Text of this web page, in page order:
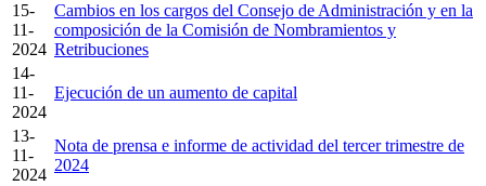
15-
11-
2024
Cambios en los cargos del Consejo de Administración y en la
composición de la Comisión de Nombramientos y
Retribuciones
14-
11-
2024
Ejecución de un aumento de capital
13-
11-
2024
Nota de prensa e informe de actividad del tercer trimestre de
2024